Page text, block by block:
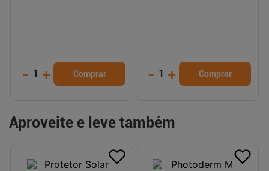
- 1 + Comprar - 1 + Comprar
Aproveite e leve também